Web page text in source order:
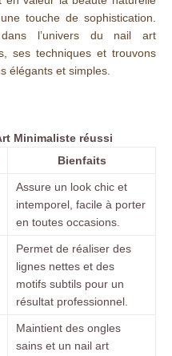
touche de sophistication.
l’univers du nail art
ses techniques et trouvons
élégants et simples.
Minimaliste réussi
Bienfaits
Assure un look chic et
intemporel, facile à porter
en toutes occasions.
Permet de réaliser des
lignes nettes et des
motifs subtils pour un
résultat professionnel.
Maintient des ongles
sains et un nail art